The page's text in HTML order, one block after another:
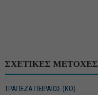
ΣΧΕΤΙΚΕΣ ΜΕΤΟΧΕΣ
ΤΡΑΠΕΖΑ ΠΕΙΡΑΙΩΣ (ΚΟ)